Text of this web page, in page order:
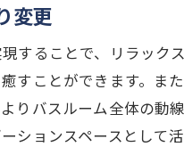
ォームを行った方の声
ム後の生活の変化
のリフォーム会社選び
の感想と結果
変更
することで、リラッ
すことができます。
りバスルーム全体の
ションスペースとして活